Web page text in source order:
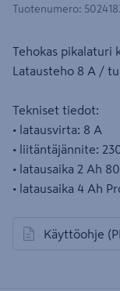
Tuotenumero:
Tehokas pikalaturi
Latausteho 8 A /
Tekniset tiedot:
• latausvirta: 8 A
• liitäntäjännite:
• latausaika 2 Ah
• latausaika 4 Ah
Käyttöohje
avautuu uuteen